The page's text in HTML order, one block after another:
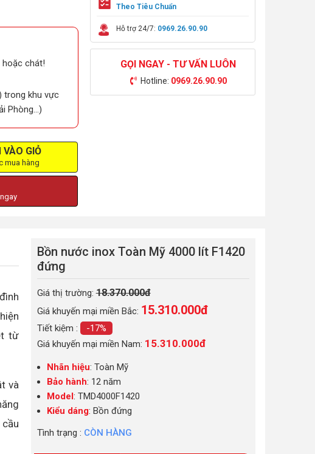
hoặc chát!
trong khu vực
Phòng…)
VÀO GIỎ
mua hàng
Theo Tiêu Chuẩn
Hỗ trợ 24/7: 0969.26.90.90
GỌI NGAY - TƯ VẤN LUÔN
Hotline: 0969.26.90.90
từ
và
Bồn nước inox Toàn Mỹ 4000 lít F1420
đứng
Giá thị trường:18.370.000đ
Giá khuyến mại miền Bắc: 15.310.000đ
Tiết kiệm :
-17%
Giá khuyến mại miền Nam: 15.310.000đ
Nhãn hiệu: Toàn Mỹ
Bảo hành: 12 năm
Model: TMD4000F1420
Kiểu dáng: Bồn đứng
Tình trạng : CÒN HÀNG